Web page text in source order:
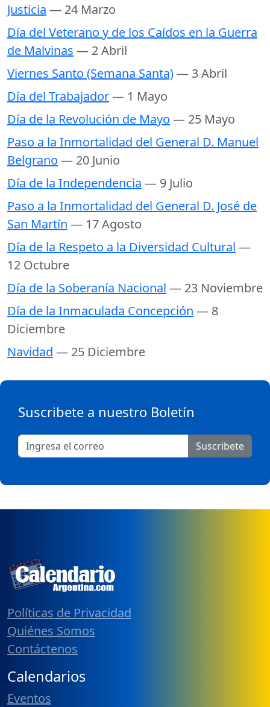
Justicia — 24 Marzo
Día del Veterano y de los Caídos en la Guerra
de Malvinas — 2 Abril
Viernes Santo (Semana Santa)— 3 Abril
Día del Trabajador— 1 Mayo
Día de la Revolución de Mayo — 25 Mayo
Paso a la Inmortalidad del General D. Manuel
Belgrano — 20 Junio
Día de la Independencia — 9 Julio
Paso a la Inmortalidad del General D. José de
San Martín — 17 Agosto
Día de la Respeto a la Diversidad Cultural —
12 Octubre
Día de la Soberanía Nacional — 23 Noviembre
Día de la Inmaculada Concepción — 8
Diciembre
Navidad — 25 Diciembre
Suscribete a nuestro Boletín
Suscribete
Políticas de Privacidad
Quiénes Somos
Contáctenos
Calendarios
Eventos